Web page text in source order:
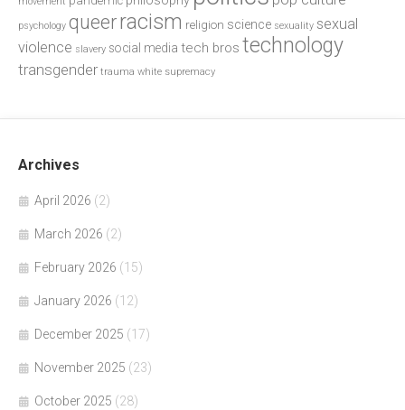
psychology queerracism religion science sexuality sexual
violence slavery social media tech bros technology
transgender trauma white supremacy
Archives
April 2026 (2)
March 2026 (2)
February 2026 (15)
January 2026 (12)
December 2025 (17)
November 2025 (23)
October 2025 (28)